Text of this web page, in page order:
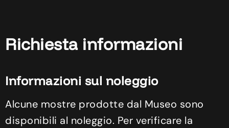
Richiesta informazioni
Informazioni sul noleggio
Alcune mostre prodotte dal Museo sono
disponibili al noleggio. Per verificare la